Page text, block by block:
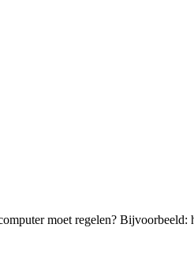
moet regelen?